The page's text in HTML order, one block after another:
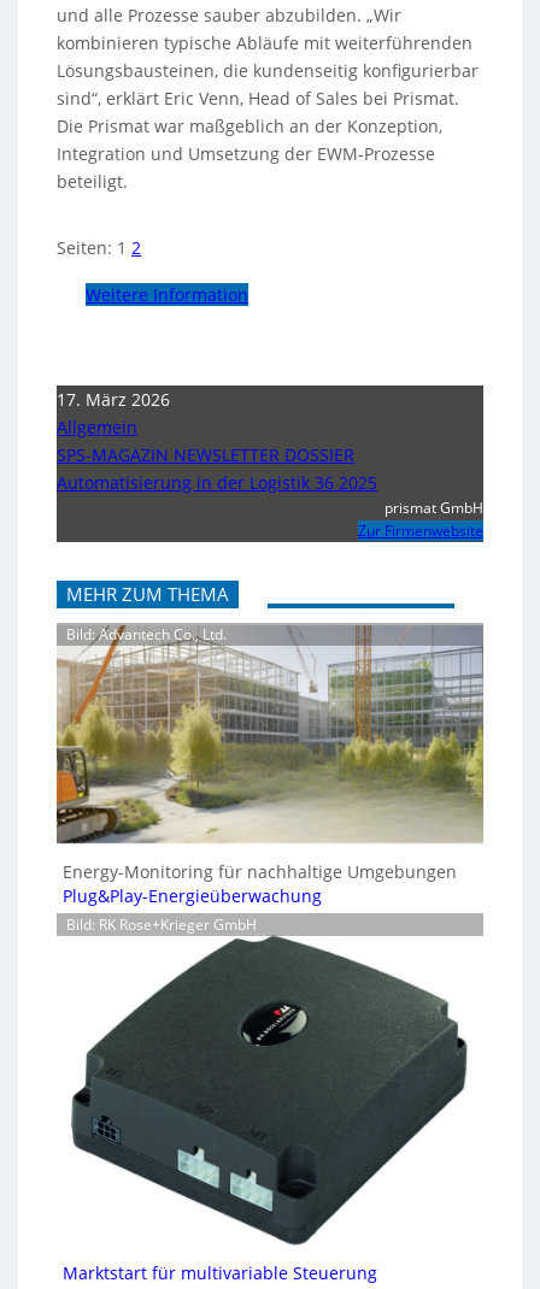
und alle Prozesse sauber abzubilden. „Wir
kombinieren typische Abläufe mit weiterführenden
Lösungsbausteinen, die kundenseitig konfigurierbar
sind“, erklärt Eric Venn, Head of Sales bei Prismat.
Die Prismat war maßgeblich an der Konzeption,
Integration und Umsetzung der EWM-Prozesse
beteiligt.
Seiten: 1 2
Weitere Information
17. März 2026
Allgemein
SPS-MAGAZIN NEWSLETTER DOSSIER
Automatisierung in der Logistik 36 2025
prismat GmbH
Zur Firmenwebsite
MEHR ZUM THEMA
Bild: Advantech Co., Ltd.
Energy-Monitoring für nachhaltige Umgebungen
Plug&Play-Energieüberwachung
Bild: RK Rose+Krieger GmbH
Marktstart für multivariable Steuerung